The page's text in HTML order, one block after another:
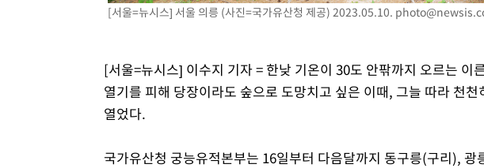
이군이 불법 군시설 건설한 레바논 남부에서 레바논군 3명 폭발로 부상
[서울=뉴시스] 서울 의릉 (사진=국가유산청 제공) 2023.05.10.
[서울=뉴시스] 이수지 기자 = 한낮 기온이 30도 안팎까지 오르는 이
열기를 피해 당장이라도 숲으로 도망치고 싶은 이때, 그늘 따라 천
열었다.
국가유산청 궁능유적본부는 16일부터 다음달까지 동구릉(구리),